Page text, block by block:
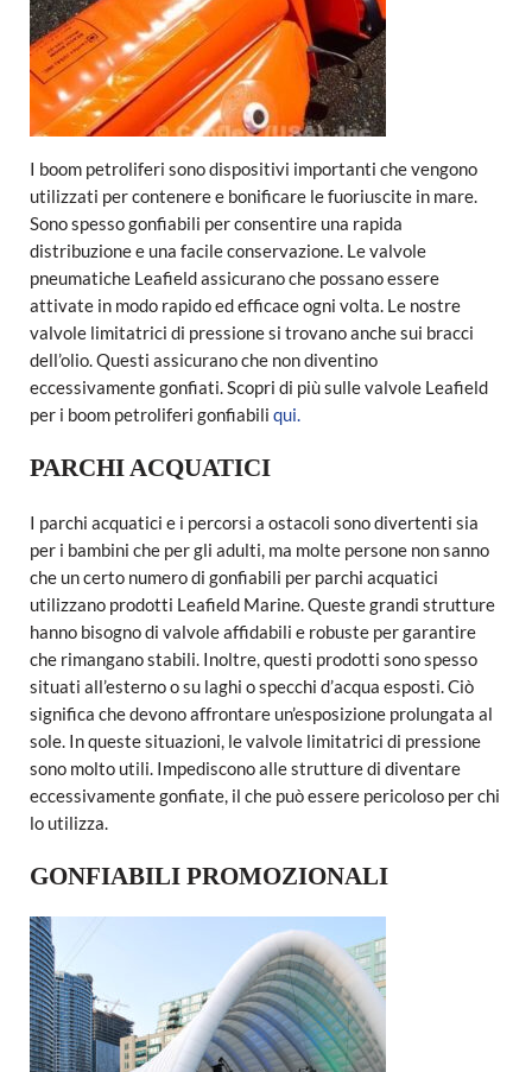
I boom petroliferi sono dispositivi importanti che vengono
utilizzati per contenere e bonificare le fuoriuscite in mare.
Sono spesso gonfiabili per consentire una rapida
distribuzione e una facile conservazione. Le valvole
pneumatiche Leafield assicurano che possano essere
attivate in modo rapido ed efficace ogni volta. Le nostre
valvole limitatrici di pressione si trovano anche sui bracci
dell’olio. Questi assicurano che non diventino
eccessivamente gonfiati. Scopri di più sulle valvole Leafield
per i boom petroliferi gonfiabili qui.
PARCHI ACQUATICI
I parchi acquatici e i percorsi a ostacoli sono divertenti sia
per i bambini che per gli adulti, ma molte persone non sanno
che un certo numero di gonfiabili per parchi acquatici
utilizzano prodotti Leafield Marine. Queste grandi strutture
hanno bisogno di valvole affidabili e robuste per garantire
che rimangano stabili. Inoltre, questi prodotti sono spesso
situati all’esterno o su laghi o specchi d’acqua esposti. Ciò
significa che devono affrontare un’esposizione prolungata al
sole. In queste situazioni, le valvole limitatrici di pressione
sono molto utili. Impediscono alle strutture di diventare
eccessivamente gonfiate, il che può essere pericoloso per chi
lo utilizza.
GONFIABILI PROMOZIONALI